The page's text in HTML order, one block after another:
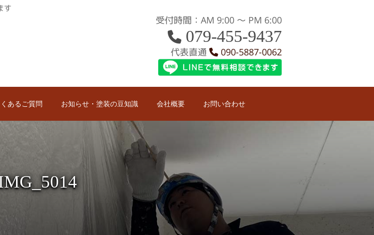
す
受付時間：AM 9:00 〜 PM 6:00
079-455-9437
代表直通 090-5887-0062
あるご質問 お知らせ・塗装の豆知識 会社概要 お問い合わせ